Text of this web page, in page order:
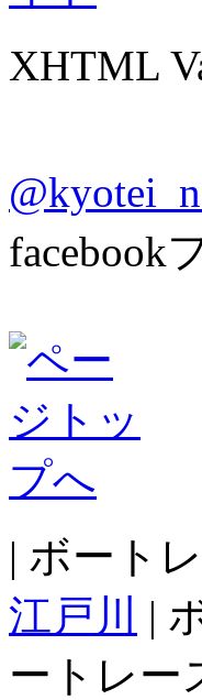
XHTML
facebook
| ボート
江戸川
|
ートレー